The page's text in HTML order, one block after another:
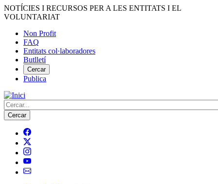
Vés
al
NOTÍCIES I RECURSOS PER A LES ENTITATS I EL
VOLUNTARIAT
Menú
del
compte
d'usuari
Non Profit
FAQ
Entitats col·laboradores
Butlletí
Cercar
Publica
Cerca